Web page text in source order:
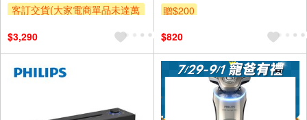
客訂交貨(大家電商單品未達萬
區費另計,實際收費以專人聯絡
報價為主)
登錄贈
$3,290
贈$200
$820